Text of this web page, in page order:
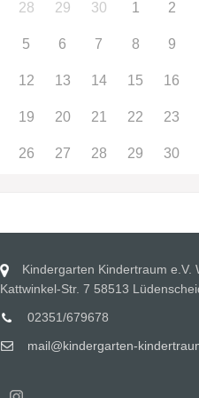
28 29 30 1 2
5 6 7 8 9
12 13 14 15 16
19 20 21 22 23
26 27 28 29 30
Kindergarten Kindertraum e.V.
Kattwinkel-Str. 7 58513
02351/679678
mail@kindergarten-